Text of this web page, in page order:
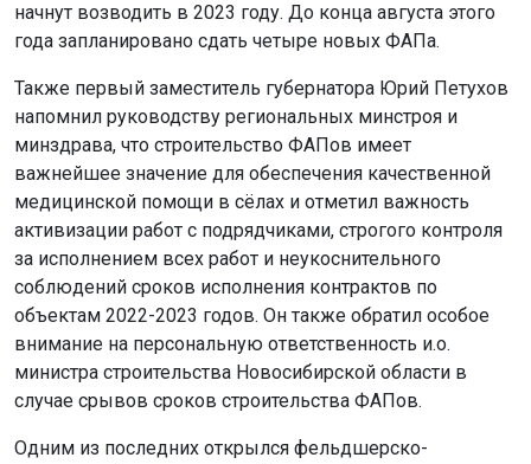
начнут возводить в 2023 году. До конца августа этого
года запланировано сдать четыре новых ФАПа.
Также первый заместитель губернатора Юрий Петухов
напомнил руководству региональных минстроя и
минздрава, что строительство ФАПов имеет
важнейшее значение для обеспечения качественной
медицинской помощи в сёлах и отметил важность
активизации работ с подрядчиками, строгого контроля
за исполнением всех работ и неукоснительного
соблюдений сроков исполнения контрактов по
объектам 2022-2023 годов. Он также обратил особое
внимание на персональную ответственность и.о.
министра строительства Новосибирской области в
случае срывов сроков строительства ФАПов.
Одним из последних открылся фельдшерско-